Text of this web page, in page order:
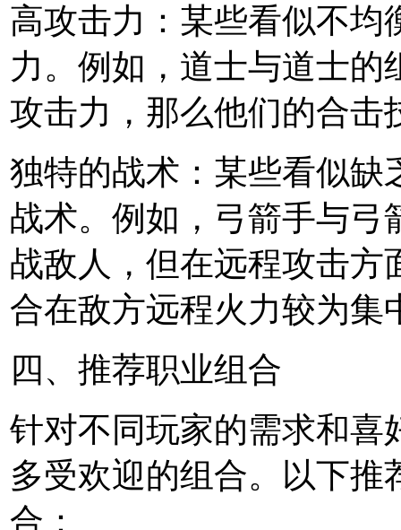
高攻击力：某些看似不均
力。例如，道士与道士
攻击力，那么他们的合击
独特的战术：某些看似缺
战术。例如，弓箭手与弓
战敌人，但在远程攻击方
合在敌方远程火力较为集
四、推荐职业组合
针对不同玩家的需求和喜
多受欢迎的组合。以下
合：